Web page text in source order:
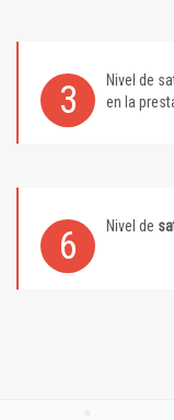
3 Nivel de
en la
6 Nivel de